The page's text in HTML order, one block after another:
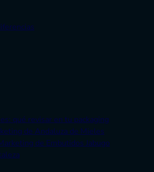
qué revisar en tu packaging
de Andaluza de Mieles
de Embutidos Jabugo